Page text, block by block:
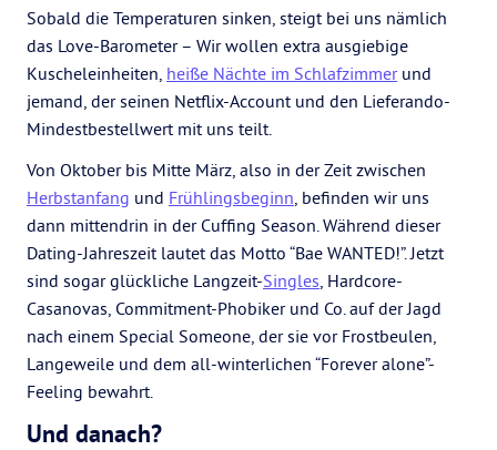
Sobald die Temperaturen sinken, steigt bei uns nämlich
das Love-Barometer – Wir wollen extra ausgiebige
Kuscheleinheiten, heiße Nächte im Schlafzimmerund
jemand, der seinen Netflix-Account und den Lieferando-
Mindestbestellwert mit uns teilt.
Von Oktober bis Mitte März, also in der Zeit zwischen
Herbstanfang und Frühlingsbeginn, befinden wir uns
dann mittendrin in der Cuffing Season. Während dieser
Dating-Jahreszeit lautet das Motto “Bae WANTED!”. Jetzt
sind sogar glückliche Langzeit-Singles, Hardcore-
Casanovas, Commitment-Phobiker und Co. auf der Jagd
nach einem Special Someone, der sie vor Frostbeulen,
Langeweile und dem all-winterlichen “Forever alone”-
Feeling bewahrt.
Und danach?